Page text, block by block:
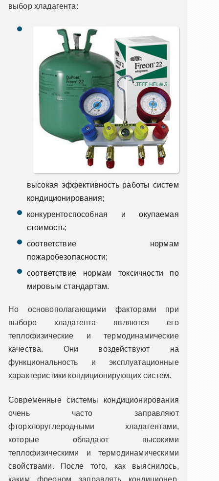
выбор хладагента:
высокая эффективность работы систем
кондиционирования;
конкурентоспособная и окупаемая
стоимость;
соответствие нормам
пожаробезопасности;
соответствие нормам токсичности по
мировым стандартам.
Но основополагающими факторами при
выборе хладагента являются его
теплофизические и термодинамические
качества. Они воздействуют на
функциональность и эксплуатационные
характеристики кондиционирующих систем.
Современные системы кондиционирования
очень часто заправляют
фторхлоруглеродными хладагентами,
которые обладают высокими
теплофизическими и термодинамическими
свойствами. После того, как выяснилось,
каким фреоном заправлять кондиционер,